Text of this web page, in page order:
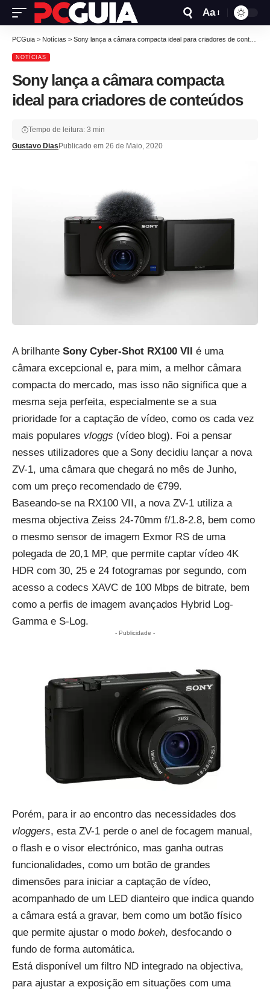
Aa
PCGuia > Notícias > Sony lança a câmara compacta ideal para criadores de conteúdos
NOTÍCIAS
Sony lança a câmara compacta
ideal para criadores de conteúdos
Gustavo Dias Publicado em 26 de Maio, 2020
Tempo de leitura: 3 min
A brilhante Sony Cyber-Shot RX100 VII
é uma
câmara excepcional e, para mim, a melhor câmara
compacta do mercado, mas isso não significa que a
mesma seja perfeita, especialmente se a sua
prioridade for a captação de vídeo, como os cada vez
mais populares vloggs (vídeo blog). Foi a pensar
nesses utilizadores que a Sony decidiu lançar a nova
ZV-1, uma câmara que chegará no mês de Junho,
com um preço recomendado de €799.
Baseando-se na RX100 VII, a nova ZV-1 utiliza a
mesma objectiva Zeiss 24-70mm f/1.8-2.8, bem como
o mesmo sensor de imagem Exmor RS de uma
polegada de 20,1 MP, que permite captar vídeo 4K
HDR com 30, 25 e 24 fotogramas por segundo, com
acesso a codecs XAVC de 100 Mbps de bitrate, bem
como a perfis de imagem avançados Hybrid Log-
Gamma e S-Log.
- Publicidade -
Porém, para ir ao encontro das necessidades dos
vloggers, esta ZV-1 perde o anel de focagem manual,
o flash e o visor electrónico, mas ganha outras
funcionalidades, como um botão de grandes
dimensões para iniciar a captação de vídeo,
acompanhado de um LED dianteiro que indica quando
a câmara está a gravar, bem como um botão físico
que permite ajustar o modo bokeh, desfocando o
fundo de forma automática.
Está disponível um filtro ND integrado na objectiva,
para ajustar a exposição em situações com uma